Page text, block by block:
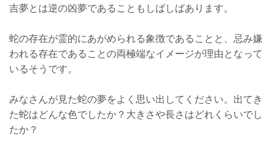
吉夢とは逆の凶夢であることもしばしばあります。
蛇の存在が霊的にあがめられる象徴であることと、忌み嫌
われる存在であることの両極端なイメージが理由となって
いるそうです。
みなさんが見た蛇の夢をよく思い出してください。出てき
た蛇はどんな色でしたか？大きさや長さはどれくらいでし
たか？